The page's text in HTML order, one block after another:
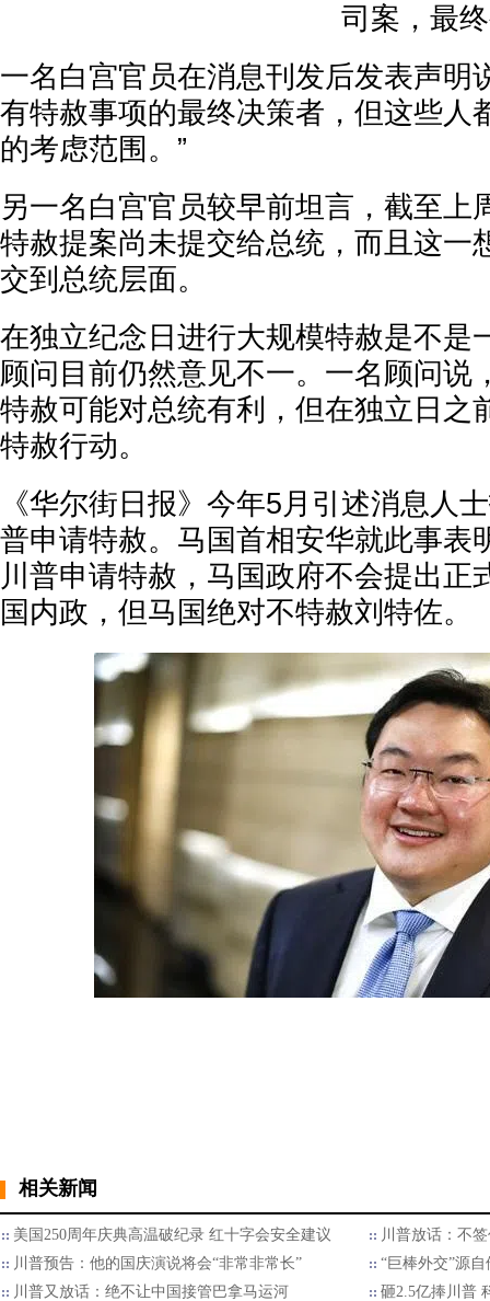
司案，最
一名白宫官员在消息刊发后发表声明
有特赦事项的最终决策者，但这些人
的考虑范围。”
另一名白宫官员较早前坦言，截至上
特赦提案尚未提交给总统，而且这一
交到总统层面。
在独立纪念日进行大规模特赦是不是
顾问目前仍然意见不一。一名顾问说
特赦可能对总统有利，但在独立日之
特赦行动。
《华尔街日报》今年5月引述消息人
普申请特赦。马国首相安华就此事表
川普申请特赦，马国政府不会提出正
国内政，但马国绝对不特赦刘特佐。
相关新闻
美国250周年庆典高温破纪录 红十字会安全建议
川普放话：不
川普预告：他的国庆演说将会“非常非常长”
“巨棒外交”源
川普又放话：绝不让中国接管巴拿马运河
砸2.5亿捧川普